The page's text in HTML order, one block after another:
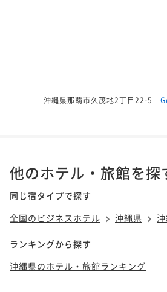
沖縄県那覇市久茂地2丁目22-5
他のホテル・旅館を探
同じ宿タイプで探す
全国のビジネスホテル
沖縄県
ランキングから探す
沖縄県のホテル・旅館ランキング